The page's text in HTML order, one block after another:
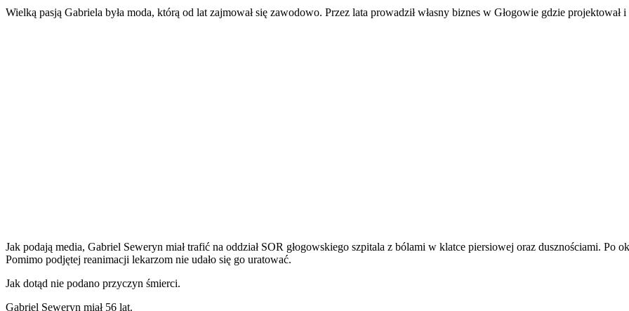
Wielką pasją Gabriela była moda, którą od lat zajmował się zawodowo. Przez lata prowadził własny biznes w Głogowie gdzie projektował
Jak podają media, Gabriel Seweryn miał trafić na oddział SOR głogowskiego szpitala z bólami w klatce piersiowej oraz dusznościami. Po
Pomimo podjętej reanimacji lekarzom nie udało się go uratować.
Jak dotąd nie podano przyczyn śmierci.
Gabriel Seweryn miał 56 lat.